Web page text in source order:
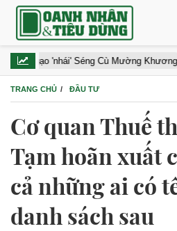
'nhái' Séng Cù Mường Khương
TRANG CHỦ ĐẦU TƯ
Cơ quan Thuế
Tạm hoãn xuất
cả những ai có
danh sách sau